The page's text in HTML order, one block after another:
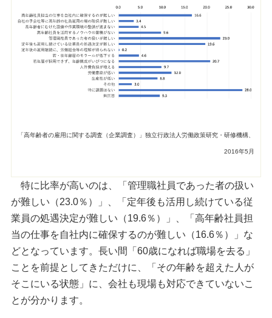
「高年齢者の雇用に関する調査（企業調査）」独立行政法人労働政策研究・研修機構、
2016年5月
特に比率が高いのは、「管理職社員であった者の扱い
が難しい（23.0％）」、「定年後も活用し続けている従
業員の処遇決定が難しい（19.6％）」、「高年齢社員担
当の仕事を自社内に確保するのが難しい（16.6％）」な
どとなっています。長い間「60歳になれば職場を去る」
ことを前提としてきただけに、「その年齢を超えた人が
そこにいる状態」に、会社も現場も対応できていないこ
とが分かります。